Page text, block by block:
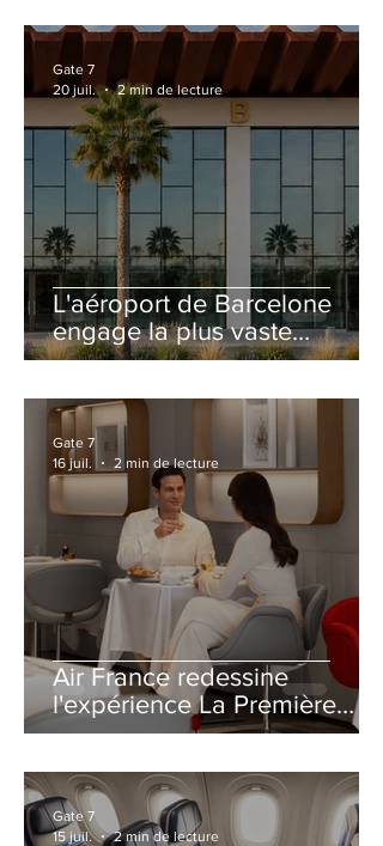
L'aéroport de Barcelone
engage la plus vaste
rénovation de son Terminal
Gate 7
20 juil.
2 min de lecture
Air France redessine
l'expérience La Première
avec un salon entièrement
Gate 7
16 juil.
2 min de lecture
Gate 7
15 juil.
2 min de lecture